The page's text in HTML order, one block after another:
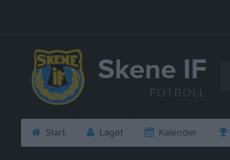
Skene IF
FOTBOLL
Start Laget Kalender